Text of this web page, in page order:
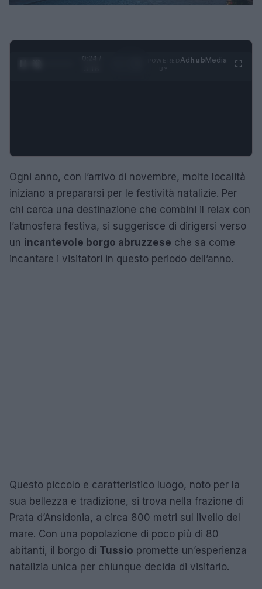
0:25 /
AdhubMedia
Ogni anno, con l’arrivo di novembre, molte località
iniziano a prepararsi per le festività natalizie. Per
chi cerca una destinazione che combini il relax con
l’atmosfera festiva, si suggerisce di dirigersi verso
un incantevole borgo abruzzese che sa come
incantare i visitatori in questo periodo dell’anno.
Questo piccolo e caratteristico luogo, noto per la
sua bellezza e tradizione, si trova nella frazione di
Prata d’Ansidonia, a circa 800 metri sul livello del
mare. Con una popolazione di poco più di 80
abitanti, il borgo di Tussio promette un’esperienza
natalizia unica per chiunque decida di visitarlo.